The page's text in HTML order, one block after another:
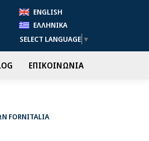
ENGLISH
ΕΛΛΗΝΙΚΆ
SELECT LANGUAGE ▼
ΕΠΙΚΟΙΝΩΝΙΑ
FORNITALIA